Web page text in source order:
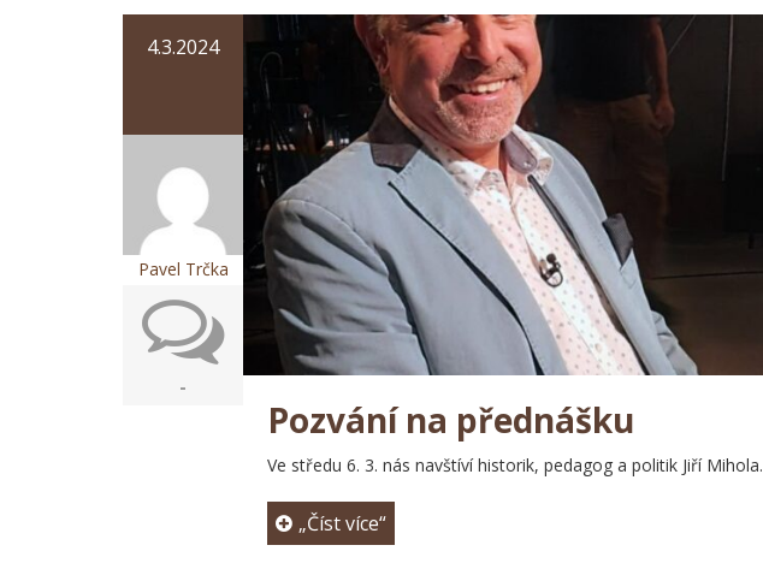
4.3.2024
Pavel Trčka
-
Pozvání na přednášku
Ve středu 6. 3. nás navštíví historik, pedagog a politik Jiří Mihola.
„Číst více“